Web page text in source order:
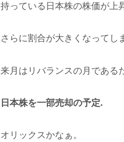
持っている日本株の株価が上
さらに割合が大きくなってし
来月はリバランスの月である
日本株を一部売却の予定.
オリックスかなぁ。